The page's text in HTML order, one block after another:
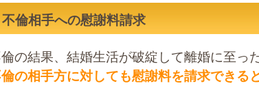
不倫相手への慰謝料請求
の結果、結婚生活が破綻して離婚に至っ
の相手方に対しても慰謝料を請求できる